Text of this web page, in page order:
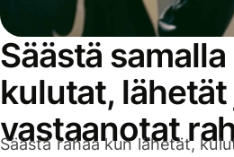
Säästä
kulutat, lähetät
vastaanotat
Säästä rahaa kun lähetät,